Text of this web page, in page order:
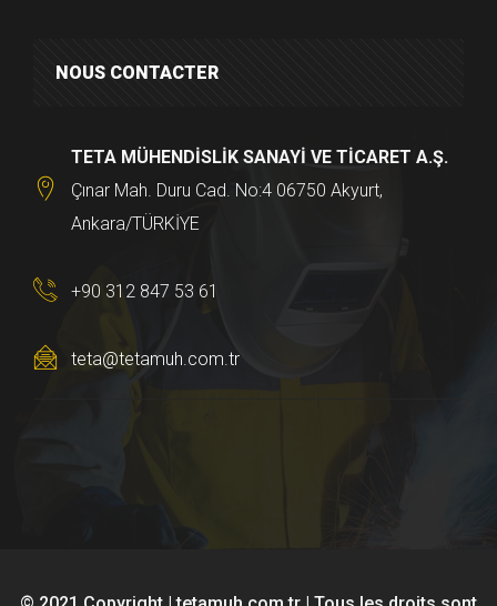
NOUS CONTACTER
TETA MÜHENDİSLİK SANAYİ VE TİCARET A.Ş.
Çınar Mah. Duru Cad. No:4 06750 Akyurt,
Ankara/TÜRKİYE
+90 312 847 53 61
teta@tetamuh.com.tr